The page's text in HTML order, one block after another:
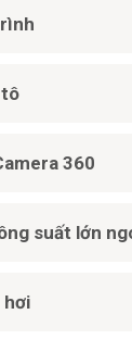
360
suất lớn
hơi